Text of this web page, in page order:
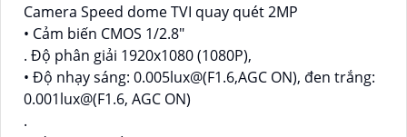
Camera Speed dome TVI quay quét 2MP
• Cảm biến CMOS 1/2.8"
. Độ phân giải 1920x1080 (1080P),
• Độ nhạy sáng: 0.005lux@(F1.6,AGC ON), đen trắng:
0.001lux@(F1.6, AGC ON)
.